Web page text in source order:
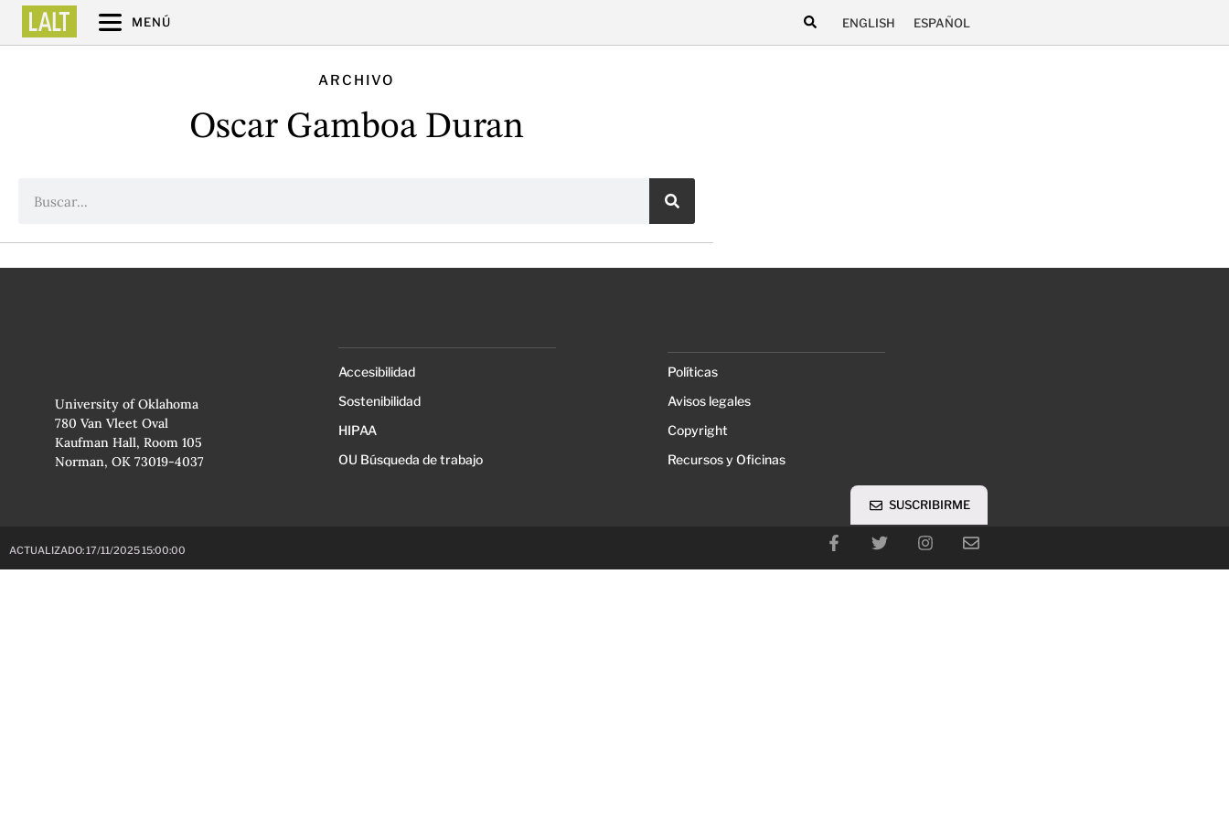
MENÚ ENGLISH ESPAÑOL
ARCHIVO
Oscar Gamboa Duran
University of Oklahoma
780 Van Vleet Oval
Kaufman Hall, Room 105
Norman, OK 73019-4037
Accesibilidad
Sostenibilidad
HIPAA
OU Búsqueda de trabajo
Políticas
Avisos legales
Copyright
Recursos y Oficinas
ACTUALIZADO: 17/11/2025 15:00:00
SUSCRIBIRME